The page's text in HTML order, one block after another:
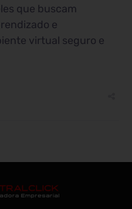
que buscam
e
virtual seguro e